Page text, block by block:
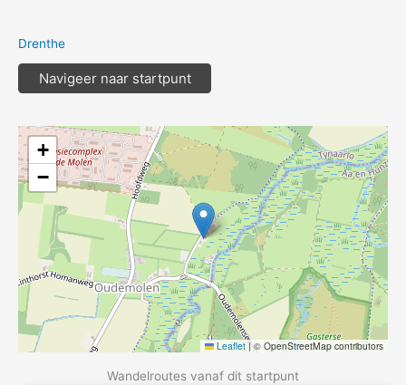
Drenthe
Navigeer naar startpunt
+
−
Leaflet |© OpenStreetMap contributors
Wandelroutes vanaf dit startpunt